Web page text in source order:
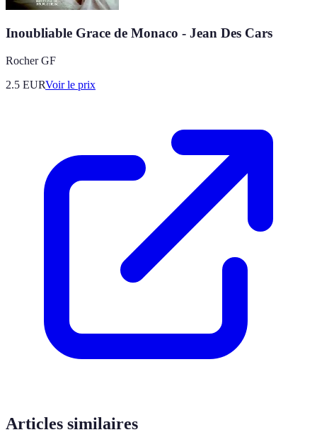
Inoubliable Grace de Monaco - Jean Des Cars
Rocher GF
2.5 EURVoir le prix
Articles similaires